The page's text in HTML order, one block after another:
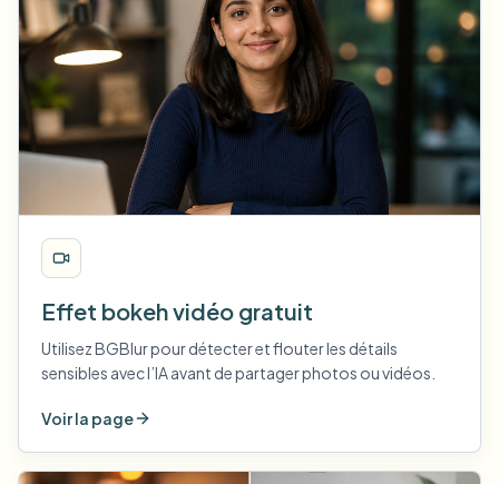
Effet bokeh vidéo gratuit
Utilisez BGBlur pour détecter et flouter les détails
sensibles avec l’IA avant de partager photos ou vidéos.
Voir la page